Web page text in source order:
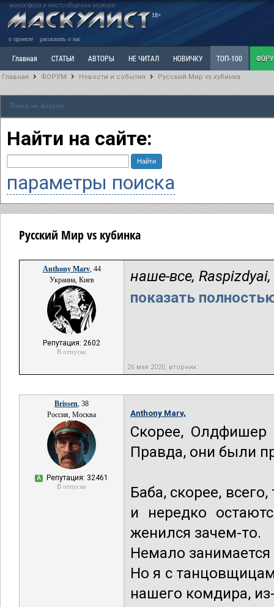
маносфера и место общения мужчин
18+
о проекте рассказать о нас
Главная СТАТЬИ АВТОРЫ НЕ ЧИТАЛ НОВИЧКУ ТОП-100
Ветка: Наболевшее. Выскажись!
РАЗДЕЛ: Разное
Главная ФОРУМ Новости и события Русский Мир vs кубинка
Поиск по форуму
Найти на сайте:
параметры поиска
Русский Мир vs кубинка
Anthony Marv, 44
Украина, Киев
Репутация: 2602
В отпуске
наше-все, Raspizdyai,
показать
26 мая 2020, вторник
Brissen, 38
Россия, Москва
А Репутация: 32461
В отпуске
Anthony Marv,
Скорее, Олдфишер
Правда, они были
Баба, скорее,
и нередко
женился зачем-то.
Немало
Но я с
нашего комдира,